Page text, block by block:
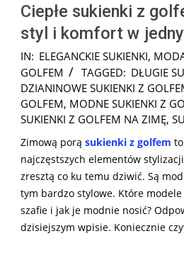
Ciepłe sukienki z
styl i komfort w
2024-
01-
08
IN: ELEGANCKIE SUKIENKI,
GOLFEM
TAGGED: DŁUGIE
DZIANINOWE SUKIENKI Z
GOLFEM, MODNE SUKIENKI Z
SUKIENKI Z GOLFEM NA ZIMĘ,
Zimową porą sukienki z golfem
najczęstszych elementów
zresztą co ku temu dziwić. Są
tym bardzo stylowe. Które
szafie i jak je modnie nosić?
dzisiejszym wpisie. Koniecznie